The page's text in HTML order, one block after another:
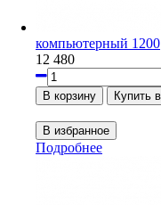
компьютерный 1200
12 480
Подробнее